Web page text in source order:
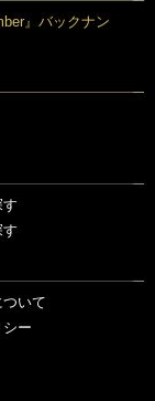
』バックナン
す
す
いて
ー